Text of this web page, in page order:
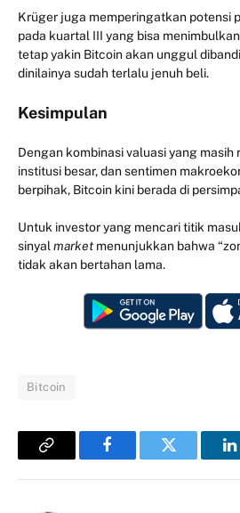
Krüger juga memperingatkan potensi
pada kuartal III yang bisa
tetap yakin Bitcoin akan unggul
dinilainya sudah terlalu jenuh beli.
Kesimpulan
Dengan kombinasi valuasi yang
institusi besar, dan sentimen
berpihak, Bitcoin kini berada di
Untuk investor yang mencari titik
sinyal market menunjukkan bahwa
tidak akan bertahan lama.
Bitcoin
Copy
FacebookTwitter